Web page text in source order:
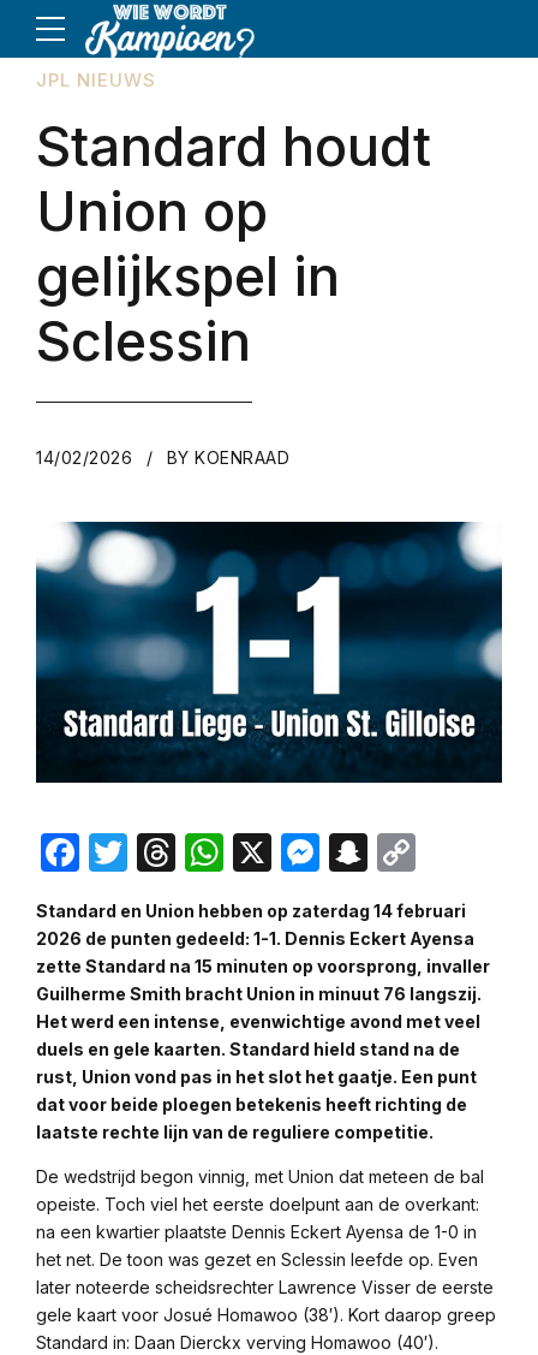
JPL NIEUWS
Standard houdt
Union op
gelijkspel in
Sclessin
14/02/2026 BY KOENRAAD
Facebook
Twitter
Threads
WhatsApp
X Messenger
Snapchat
Standard en Union hebben op zaterdag 14 februari
2026 de punten gedeeld: 1-1. Dennis Eckert Ayensa
zette Standard na 15 minuten op voorsprong, invaller
Guilherme Smith bracht Union in minuut 76 langszij.
Het werd een intense, evenwichtige avond met veel
duels en gele kaarten. Standard hield stand na de
rust, Union vond pas in het slot het gaatje. Een punt
dat voor beide ploegen betekenis heeft richting de
laatste rechte lijn van de reguliere competitie.
De wedstrijd begon vinnig, met Union dat meteen de bal
opeiste. Toch viel het eerste doelpunt aan de overkant:
na een kwartier plaatste Dennis Eckert Ayensa de 1-0 in
het net. De toon was gezet en Sclessin leefde op. Even
later noteerde scheidsrechter Lawrence Visser de eerste
gele kaart voor Josué Homawoo (38′). Kort daarop greep
Standard in: Daan Dierckx verving Homawoo (40′).